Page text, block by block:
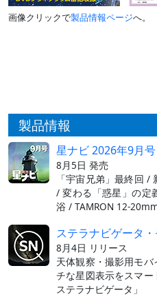
画像クリックで製品情報ページへ。
製品情報
星ナビ 2026年9月号
8月5日 発売
「宇宙兄弟」最終回 /
/ 変わる「惑星」の定
浴 / TAMRON 12-
ステラナビゲータ
8月4日 リリース
天体観察・撮影用モ
チな星図表示をスマー
ステラナビゲータ」